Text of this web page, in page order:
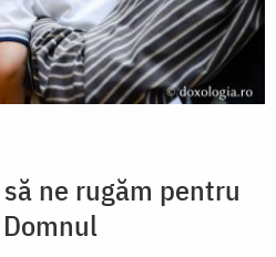
ne rugăm pentru